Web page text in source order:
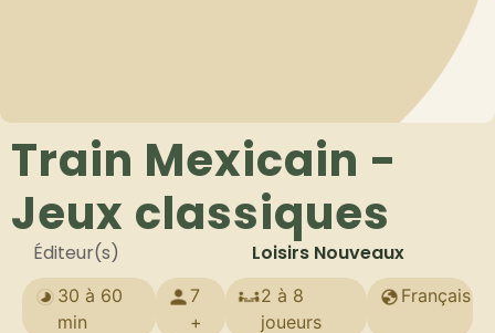
Train Mexicain -
Jeux classiques
Éditeur(s) Loisirs Nouveaux
30 à 60
min
7
+
2 à 8
joueurs
Français